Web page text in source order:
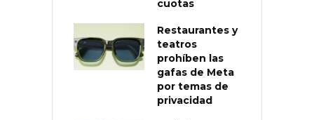
cuotas
Restaurantes y
teatros
prohíben las
gafas de Meta
por temas de
privacidad